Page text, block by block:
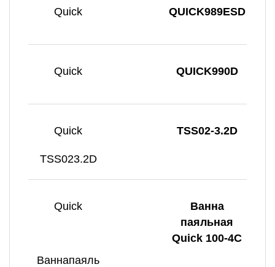
Quick QUICK989ESD
Quick QUICK990D
Quick TSS02-3.2D
TSS023.2D
Quick
Ванна
паяльная
Quick 100-4C
Ваннапаяль